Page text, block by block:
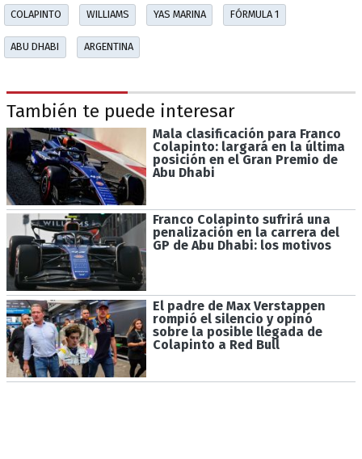
COLAPINTO WILLIAMS YAS MARINA FÓRMULA 1
ABU DHABI ARGENTINA
También te puede interesar
Mala clasificación para Franco
Colapinto: largará en la última
posición en el Gran Premio de
Abu Dhabi
Franco Colapinto sufrirá una
penalización en la carrera del
GP de Abu Dhabi: los motivos
El padre de Max Verstappen
rompió el silencio y opinó
sobre la posible llegada de
Colapinto a Red Bull